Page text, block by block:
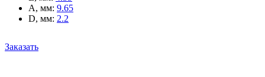
A, мм: 9.65
D, мм: 2.2
Заказать